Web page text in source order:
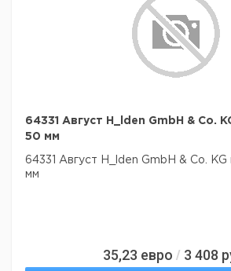
64331 Август H_lden GmbH & Co.
50 мм
64331 Август H_lden GmbH & Co.
мм
35,23 евро / 3 408